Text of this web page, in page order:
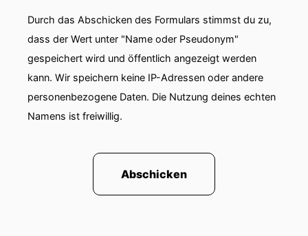
Durch das Abschicken des Formulars stimmst du zu,
dass der Wert unter "Name oder Pseudonym"
gespeichert wird und öffentlich angezeigt werden
kann. Wir speichern keine IP-Adressen oder andere
personenbezogene Daten. Die Nutzung deines echten
Namens ist freiwillig.
Abschicken